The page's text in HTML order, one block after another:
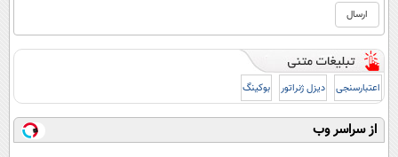
اعتبارسنجی دیزل ژنراتور بوکینگ
از سراسر وب